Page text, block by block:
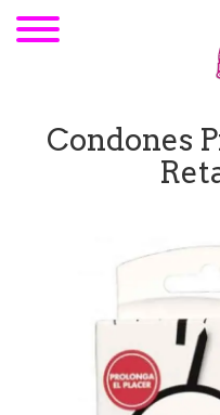
Condones